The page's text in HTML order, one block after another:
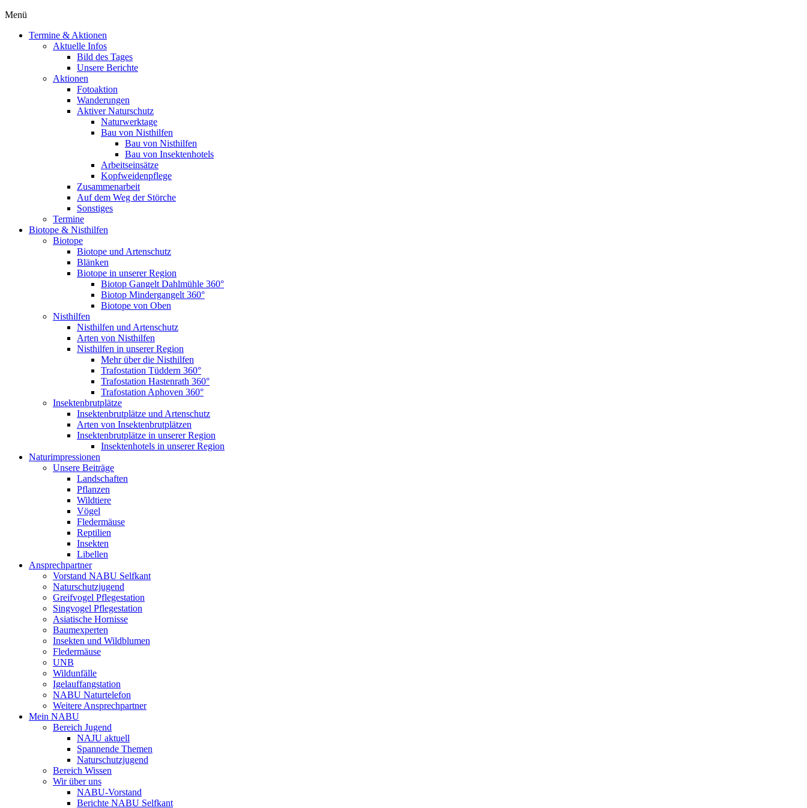
Menü
Termine & Aktionen
Aktuelle Infos
Bild des Tages
Unsere Berichte
Aktionen
Fotoaktion
Wanderungen
Aktiver Naturschutz
Naturwerktage
Bau von Nisthilfen
Bau von Nisthilfen
Bau von Insektenhotels
Arbeitseinsätze
Kopfweidenpflege
Zusammenarbeit
Auf dem Weg der Störche
Sonstiges
Termine
Biotope & Nisthilfen
Biotope
Biotope und Artenschutz
Blänken
Biotope in unserer Region
Biotop Gangelt Dahlmühle 360°
Biotop Mindergangelt 360°
Biotope von Oben
Nisthilfen
Nisthilfen und Artenschutz
Arten von Nisthilfen
Nisthilfen in unserer Region
Mehr über die Nisthilfen
Trafostation Tüddern 360°
Trafostation Hastenrath 360°
Trafostation Aphoven 360°
Insektenbrutplätze
Insektenbrutplätze und Artenschutz
Arten von Insektenbrutplätzen
Insektenbrutplätze in unserer Region
Insektenhotels in unserer Region
Naturimpressionen
Unsere Beiträge
Landschaften
Pflanzen
Wildtiere
Vögel
Fledermäuse
Reptilien
Insekten
Libellen
Ansprechpartner
Vorstand NABU Selfkant
Naturschutzjugend
Greifvogel Pflegestation
Singvogel Pflegestation
Asiatische Hornisse
Baumexperten
Insekten und Wildblumen
Fledermäuse
UNB
Wildunfälle
Igelauffangstation
NABU Naturtelefon
Weitere Ansprechpartner
Mein NABU
Bereich Jugend
NAJU aktuell
Spannende Themen
Naturschutzjugend
Bereich Wissen
Wir über uns
NABU-Vorstand
Berichte NABU Selfkant